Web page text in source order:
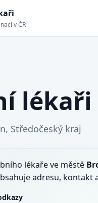
v ČR
Středočeský kraj
lékaře ve městě
adresu, kontakt